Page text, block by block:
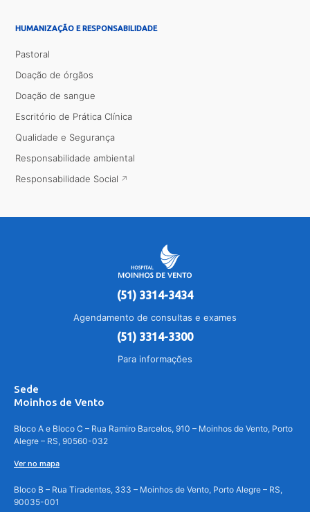
HUMANIZAÇÃO E RESPONSABILIDADE
Pastoral
Doação de órgãos
Doação de sangue
Escritório de Prática Clínica
Qualidade e Segurança
Responsabilidade ambiental
Responsabilidade Social
(51) 3314-3434
Agendamento de consultas e exames
(51) 3314-3300
Para informações
Sede
Moinhos de Vento
Bloco A e Bloco C – Rua Ramiro Barcelos, 910 – Moinhos de Vento, Porto
Alegre – RS, 90560-032
Ver no mapa
Bloco B – Rua Tiradentes, 333 – Moinhos de Vento, Porto Alegre – RS,
90035-001